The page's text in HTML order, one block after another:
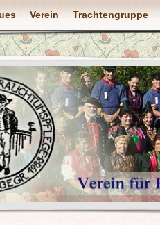
Verein Trachtengruppe